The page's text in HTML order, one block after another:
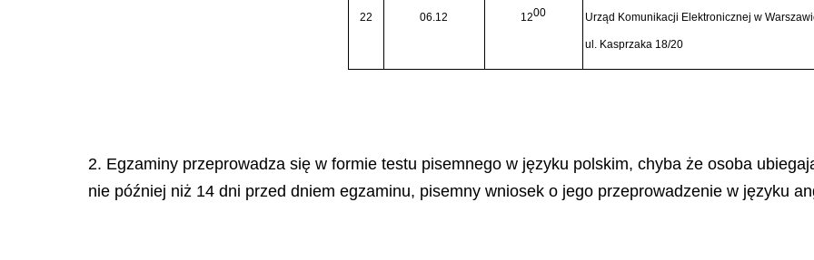
22 06.12 1200 Urząd Komunikacji Elektronicznej w
ul. Kasprzaka 18/20
2. Egzaminy przeprowadza się w formie testu pisemnego w języku polskim, chyba że osoba
nie później niż 14 dni przed dniem egzaminu, pisemny wniosek o jego przeprowadzenie w języku